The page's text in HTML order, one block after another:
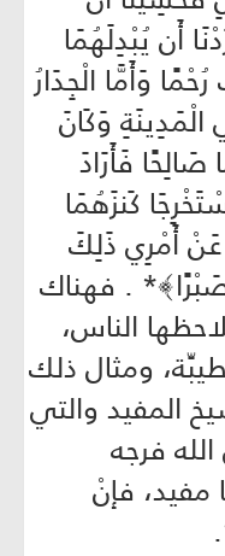
أَن يُبْدِلَهُمَا
وَأَمَّا الْجِدَارُ
وَكَانَ
صَالِحًا فَأَرَادَ
كَنزَهُمَا
أَمْرِي ذَلِكَ
. فهناك
الناس،
ومثال ذلك
المفيد والتي
فرجه
فإنْ